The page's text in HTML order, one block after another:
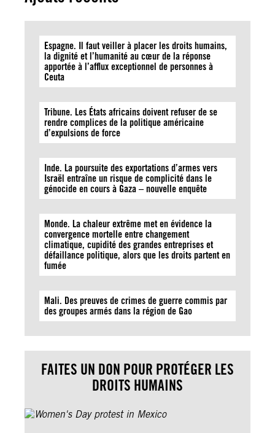
Espagne. Il faut veiller à placer les droits humains,
la dignité et l’humanité au cœur de la réponse
apportée à l’afflux exceptionnel de personnes à
Ceuta
Tribune. Les États africains doivent refuser de se
rendre complices de la politique américaine
d’expulsions de force
Inde. La poursuite des exportations d’armes vers
Israël entraîne un risque de complicité dans le
génocide en cours à Gaza – nouvelle enquête
Monde. La chaleur extrême met en évidence la
convergence mortelle entre changement
climatique, cupidité des grandes entreprises et
défaillance politique, alors que les droits partent en
fumée
Mali. Des preuves de crimes de guerre commis par
des groupes armés dans la région de Gao
FAITES UN DON POUR PROTÉGER LES
DROITS HUMAINS